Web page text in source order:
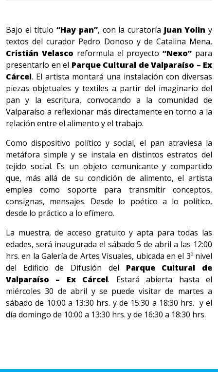
Bajo el título“Hay pan”, con la curatoría Juan Yolin y
textos del curador Pedro Donoso y de Catalina Mena,
Cristián Velasco reformula el proyecto“Nexo” para
presentarlo en el Parque Cultural de Valparaíso – Ex
Cárcel. El artista montará una instalación con diversas
piezas objetuales y textiles a partir del imaginario del
pan y la escritura, convocando a la comunidad de
Valparaíso a reflexionar más directamente en torno a la
relación entre el alimento y el trabajo.
Como dispositivo político y social, el pan atraviesa la
metáfora simple y se instala en distintos estratos del
tejido social. Es un objeto comunicante y compartido
que, más allá de su condición de alimento, el artista
emplea como soporte para transmitir conceptos,
consignas, mensajes. Desde lo poético a lo político,
desde lo práctico a lo efímero.
La muestra, de acceso gratuito y apta para todas las
edades, será inaugurada el sábado 5 de abril a las 12:00
hrs. en la Galería de Artes Visuales, ubicada en el 3º nivel
del Edificio de Difusión del Parque Cultural de
Valparaíso – Ex Cárcel. Estará abierta hasta el
miércoles 30 de abril y se puede visitar de martes a
sábado de 10:00 a 13:30 hrs. y de 15:30 a 18:30 hrs. y el
día domingo de 10:00 a 13:30 hrs. y de 16:30 a 18:30 hrs.